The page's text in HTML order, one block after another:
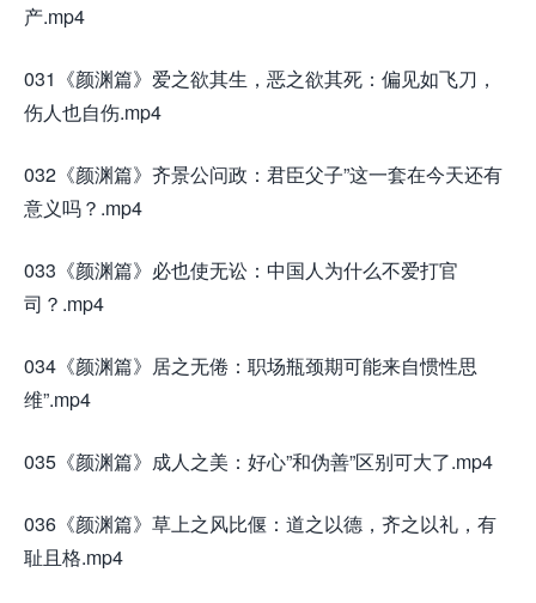
产.mp4
031《颜渊篇》爱之欲其生，恶之欲其死：偏见如飞刀，
伤人也自伤.mp4
032《颜渊篇》齐景公问政：君臣父子”这一套在今天还有
意义吗？.mp4
033《颜渊篇》必也使无讼：中国人为什么不爱打官
司？.mp4
034《颜渊篇》居之无倦：职场瓶颈期可能来自惯性思
维”.mp4
035《颜渊篇》成人之美：好心”和伪善”区别可大了.mp4
036《颜渊篇》草上之风比偃：道之以德，齐之以礼，有
耻且格.mp4